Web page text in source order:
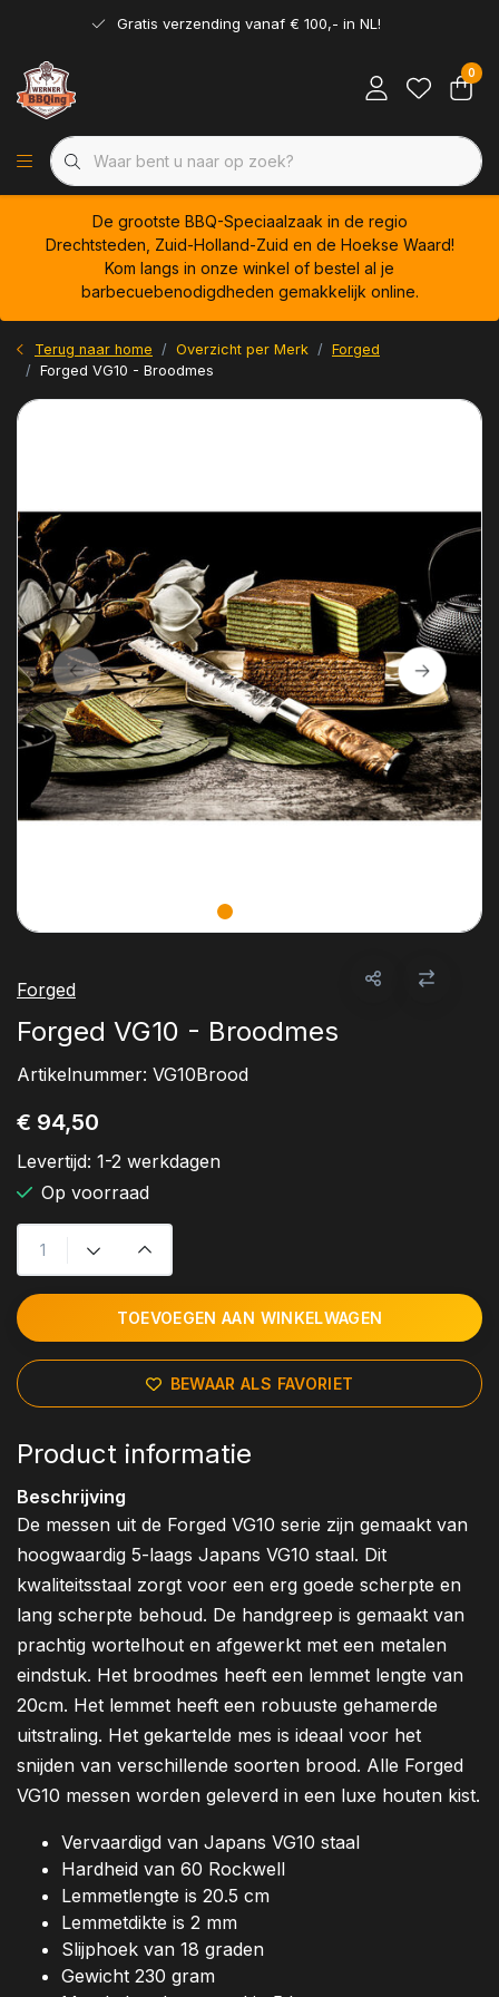
Gratis verzending vanaf € 100,- in NL!
0
De grootste BBQ-Speciaalzaak in de regio
Drechtsteden, Zuid-Holland-Zuid en de Hoekse Waard!
Kom langs in onze winkel of bestel al je
barbecuebenodigdheden gemakkelijk online.
Terug naar home Overzicht per Merk
Forged
Forged VG10 - Broodmes
Forged
Forged VG10 - Broodmes
Artikelnummer: VG10Brood
€ 94,50
Levertijd: 1-2 werkdagen
Op voorraad
TOEVOEGEN AAN WINKELWAGEN
BEWAAR ALS FAVORIET
Product informatie
Beschrijving
De messen uit de Forged VG10 serie zijn gemaakt van
hoogwaardig 5-laags Japans VG10 staal. Dit
kwaliteitsstaal zorgt voor een erg goede scherpte en
lang scherpte behoud. De handgreep is gemaakt van
prachtig wortelhout en afgewerkt met een metalen
eindstuk. Het broodmes heeft een lemmet lengte van
20cm. Het lemmet heeft een robuuste gehamerde
uitstraling. Het gekartelde mes is ideaal voor het
snijden van verschillende soorten brood. Alle Forged
VG10 messen worden geleverd in een luxe houten kist.
Vervaardigd van Japans VG10 staal
Hardheid van 60 Rockwell
Lemmetlengte is 20.5 cm
Lemmetdikte is 2 mm
Slijphoek van 18 graden
Gewicht 230 gram